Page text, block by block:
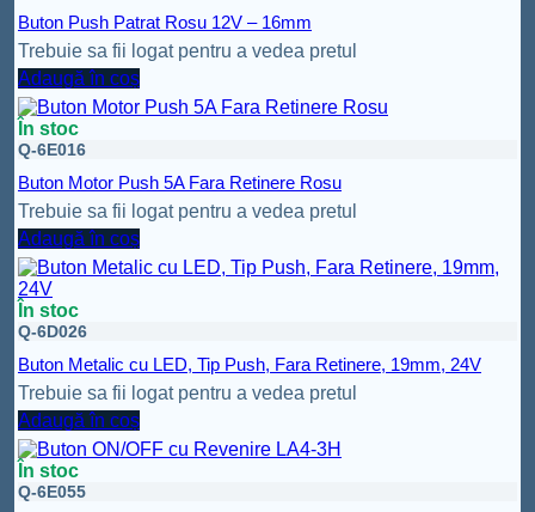
Buton Push Patrat Rosu 12V – 16mm
Trebuie sa fii logat pentru a vedea pretul
Adaugă în coș
În stoc
Q-6E016
Buton Motor Push 5A Fara Retinere Rosu
Trebuie sa fii logat pentru a vedea pretul
Adaugă în coș
În stoc
Q-6D026
Buton Metalic cu LED, Tip Push, Fara Retinere, 19mm, 24V
Trebuie sa fii logat pentru a vedea pretul
Adaugă în coș
În stoc
Q-6E055